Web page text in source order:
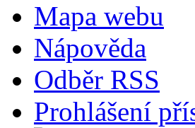
Mapa webu
Nápověda
Odběr RSS
Prohlášení